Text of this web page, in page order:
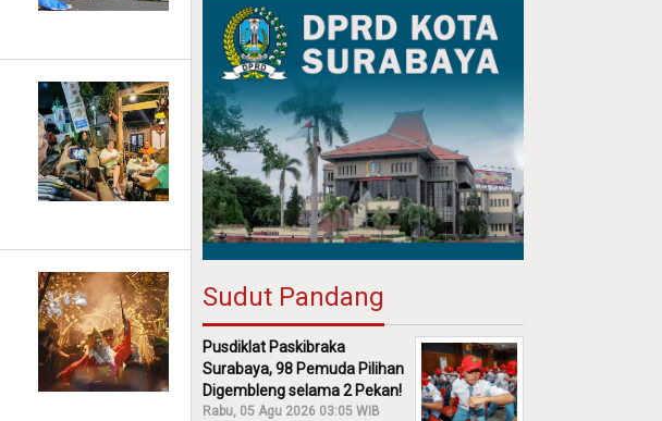
Sudut Pandang
Pusdiklat Paskibraka
Surabaya, 98 Pemuda Pilihan
Digembleng selama 2 Pekan!
Rabu, 05 Agu 2026 03:05 WIB